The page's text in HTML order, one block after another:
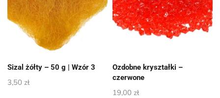
Sizal żółty – 50 g | Wzór 3
3,50 zł
Ozdobne kryształki –
czerwone
19,00 zł